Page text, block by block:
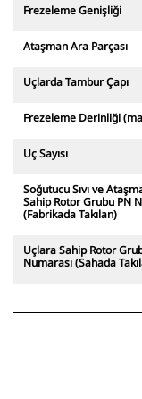
Frezeleme Genişliği
Ataşman Ara Parçası
Uçlarda Tambur Çapı
Frezeleme Derinliği
Uç Sayısı
Soğutucu Sıvı ve
Sahip Rotor Grubu PN
(Fabrikada Takılan)
Uçlara Sahip Rotor
Numarası (Sahada